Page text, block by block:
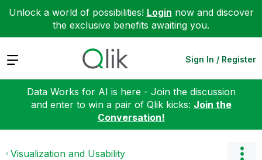
Unlock a world of possibilities! Login now and discover
the exclusive benefits awaiting you.
Expand Sign In / Register
Data Works for AI is here - Join the discussion
and enter to win a pair of Qlik kicks: Join the
Conversation!
Visualization and Usability